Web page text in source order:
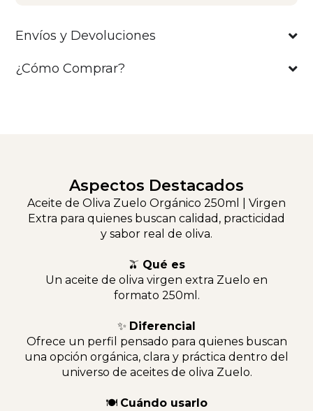
Envíos y Devoluciones
¿Cómo Comprar?
Aspectos Destacados
Aceite de Oliva Zuelo Orgánico 250ml | Virgen
Extra para quienes buscan calidad, practicidad
y sabor real de oliva.
🫒 Qué es
Un aceite de oliva virgen extra Zuelo en
formato 250ml.
✨ Diferencial
Ofrece un perfil pensado para quienes buscan
una opción orgánica, clara y práctica dentro del
universo de aceites de oliva Zuelo.
🍽 Cuándo usarlo